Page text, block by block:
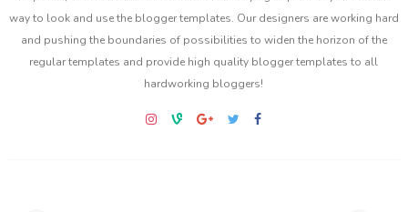
way to look and use the blogger templates. Our designers are working hard
and pushing the boundaries of possibilities to widen the horizon of the
regular templates and provide high quality blogger templates to all
hardworking bloggers!